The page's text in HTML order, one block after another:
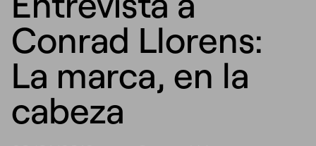
Conrad Llorens:
La marca, en la
cabeza